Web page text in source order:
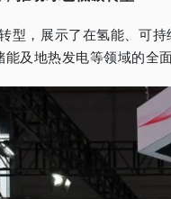
，展示了在氢能、可持
能及地热发电等领域的全面